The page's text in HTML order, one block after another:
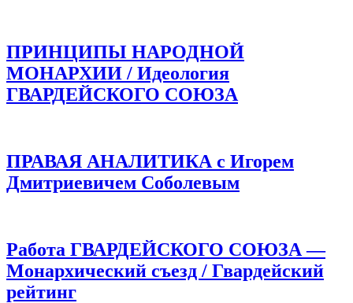
ПРИНЦИПЫ НАРОДНОЙ
МОНАРХИИ / Идеология
ГВАРДЕЙСКОГО СОЮЗА
ПРАВАЯ АНАЛИТИКА с Игорем
Дмитриевичем Соболевым
Работа ГВАРДЕЙСКОГО СОЮЗА —
Монархический съезд / Гвардейский
рейтинг